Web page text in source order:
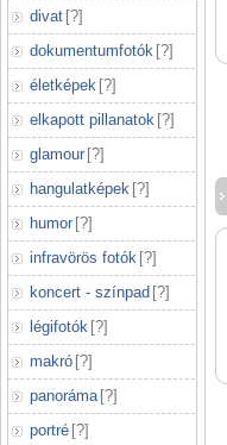
divat [?]
dokumentumfotók [?]
életképek [?]
elkapott pillanatok [?]
glamour [?]
hangulatképek [?]
humor [?]
infravörös fotók [?]
koncert - színpad [?]
légifotók [?]
makró [?]
panoráma [?]
portré [?]